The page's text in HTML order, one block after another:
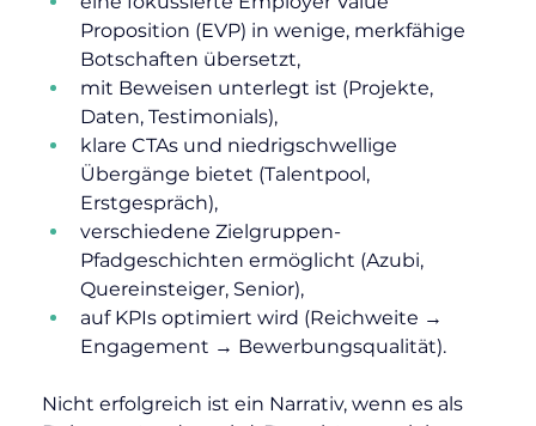
Proposition (EVP) in wenige, merkfähige
Botschaften übersetzt,
mit Beweisen unterlegt ist (Projekte,
Daten, Testimonials),
klare CTAs und niedrigschwellige
Übergänge bietet (Talentpool,
Erstgespräch),
verschiedene Zielgruppen-
Pfadgeschichten ermöglicht (Azubi,
Quereinsteiger, Senior),
auf KPIs optimiert wird (Reichweite →
Engagement → Bewerbungsqualität).
Nicht erfolgreich ist ein Narrativ, wenn es als